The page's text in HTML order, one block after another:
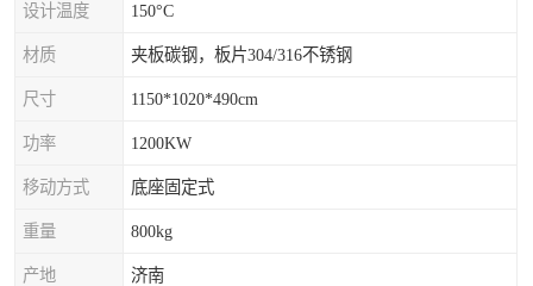
设计温度 150°C
材质 夹板碳钢，板片304/316不锈钢
尺寸 1150*1020*490cm
功率 1200KW
移动方式 底座固定式
重量 800kg
产地 济南